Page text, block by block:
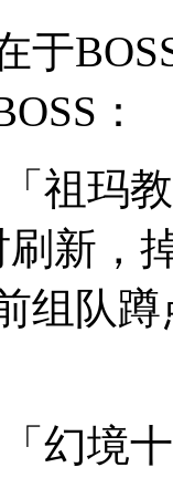
于
：
祖玛
刷新，
组队
幻境